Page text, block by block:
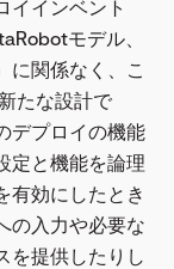
イインベント
モデル、
に関係なく、こ
たな設計で
デプロイの機能
定と機能を論理
有効にしたとき
の入力や必要な
を提供したりし